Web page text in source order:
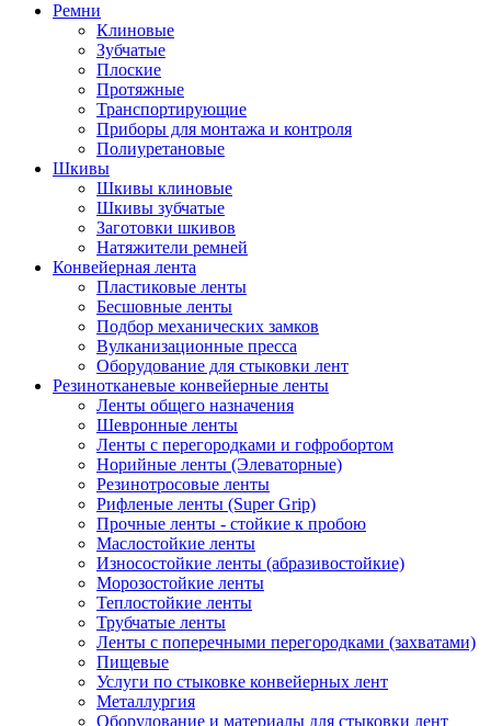
Ремни
Клиновые
Зубчатые
Плоские
Протяжные
Транспортирующие
Приборы для монтажа и контроля
Полиуретановые
Шкивы
Шкивы клиновые
Шкивы зубчатые
Заготовки шкивов
Натяжители ремней
Конвейерная лента
Пластиковые ленты
Бесшовные ленты
Подбор механических замков
Вулканизационные пресса
Оборудование для стыковки лент
Резинотканевые конвейерные ленты
Ленты общего назначения
Шевронные ленты
Ленты с перегородками и гофробортом
Норийные ленты (Элеваторные)
Резинотросовые ленты
Рифленые ленты (Super Grip)
Прочные ленты - стойкие к пробою
Маслостойкие ленты
Износостойкие ленты (абразивостойкие)
Морозостойкие ленты
Теплостойкие ленты
Трубчатые ленты
Ленты с поперечными перегородками (захватами)
Пищевые
Услуги по стыковке конвейерных лент
Металлургия
Оборудование и материалы для стыковки лент